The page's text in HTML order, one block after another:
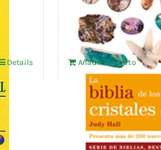
Details
16,30€ IVA no incluído
Añadir al carrito